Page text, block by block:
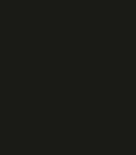
'Devia ter vindo jogar
Luiz Henrique, ex-